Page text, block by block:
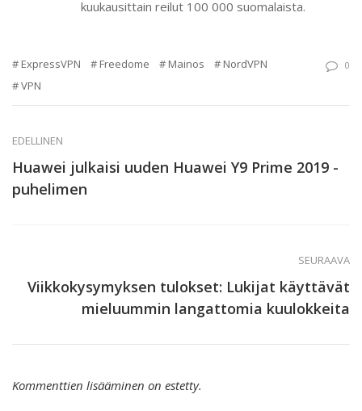
kuukausittain reilut 100 000 suomalaista.
ExpressVPN Freedome Mainos
NordVPN
VPN
0
EDELLINEN
Huawei julkaisi uuden Huawei Y9 Prime 2019 -
puhelimen
SEURAAVA
Viikkokysymyksen tulokset: Lukijat käyttävät
mieluummin langattomia kuulokkeita
Kommenttien lisääminen on estetty.